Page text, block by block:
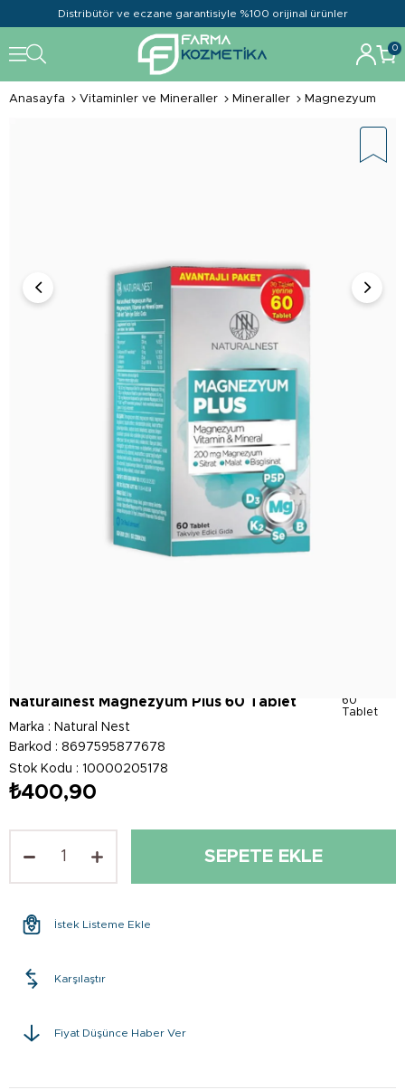
Distribütör ve eczane garantisiyle %100 orijinal ürünler
0
Anasayfa Vitaminler ve Mineraller Mineraller Magnezyum
60
Tablet
Naturalnest Magnezyum Plus 60 Tablet
Marka : Natural Nest
Barkod : 8697595877678
Stok Kodu
10000205178
₺400,90
İstek Listeme Ekle
Karşılaştır
Fiyat Düşünce Haber Ver